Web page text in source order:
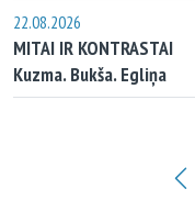
22.08.2026
MITAI IR KONTRASTAI
Kuzma. Bukša. Egliņa